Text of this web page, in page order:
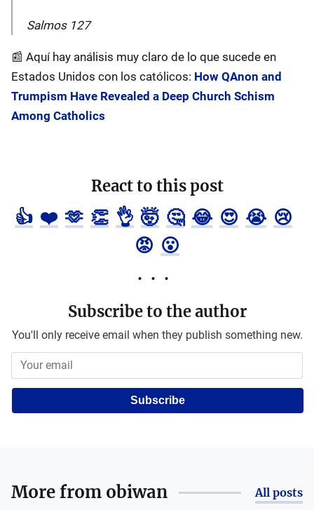
Salmos 127
📰️ Aquí hay análisis muy claro de lo que sucede en
Estados Unidos con los católicos: How QAnon and
Trumpism Have Revealed a Deep Church Schism
Among Catholics
React to this post
👍 ❤️ 🫶 👏 👌 🤯 🤔 😂 😍 😭 😢
😡 😮
Subscribe to the author
You'll only receive email when they publish something new.
Subscribe
More from obiwan All posts